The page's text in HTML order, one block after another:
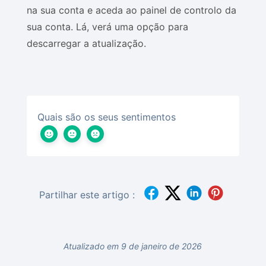
na sua conta e aceda ao painel de controlo da
sua conta. Lá, verá uma opção para
descarregar a atualização.
Quais são os seus sentimentos
Partilhar este artigo :
Atualizado em 9 de janeiro de 2026